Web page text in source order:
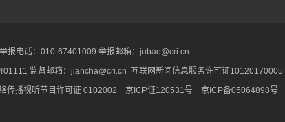
报电话：010-67401009 举报邮箱：jubao@cri.cn
监督邮箱：jiancha@cri.cn 互联网新闻信息服务许可证10120170005
传播视听节目许可证 0102002 京ICP证120531号 京ICP备05064898号